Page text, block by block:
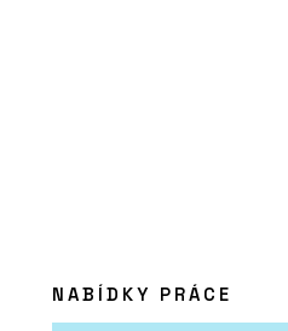
NABÍDKY PRÁCE